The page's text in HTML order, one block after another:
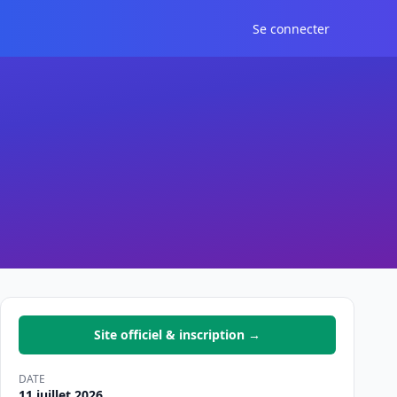
Se connecter
Site officiel & inscription →
DATE